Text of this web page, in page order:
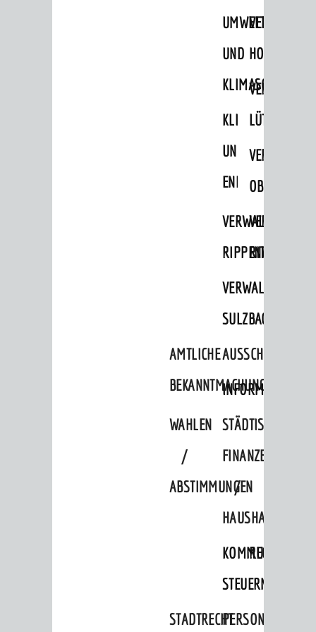
UMWELT-
UND
KLIMASCHUTZ
KLIMASCHUTZ
UND
RIPPENWEIER
SULZBACH
AMTLICHE
BEKANNTMACHUNGEN
WAHLEN
/
ABSTIMMUNGEN
STÄDTISCHE
FINANZEN
/
HAUSHALT
KOMMUNALE
STEUERN
STADTRECHTPERSONALRAT
Schwerbehindertenvertretung
Verkehrsinformationen